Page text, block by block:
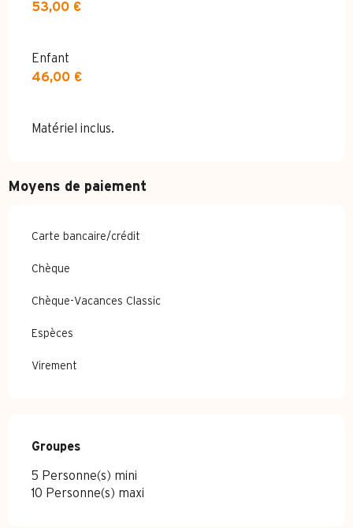
53,00 €
Enfant
46,00 €
Matériel inclus.
Moyens de paiement
Carte bancaire/crédit
Chèque
Chèque-Vacances Classic
Espèces
Virement
Groupes
Groupes
5 Personne(s) mini
10 Personne(s) maxi